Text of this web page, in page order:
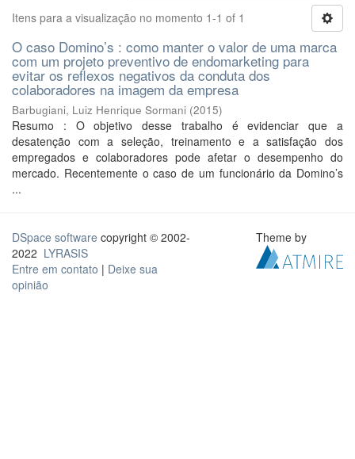
Itens para a visualização no momento 1-1 of 1
O caso Domino’s : como manter o valor de uma marca
com um projeto preventivo de endomarketing para
evitar os reflexos negativos da conduta dos
colaboradores na imagem da empresa
Barbugiani, Luiz Henrique Sormani (2015)
Resumo : O objetivo desse trabalho é evidenciar que a
desatenção com a seleção, treinamento e a satisfação dos
empregados e colaboradores pode afetar o desempenho do
mercado. Recentemente o caso de um funcionário da Domino’s
...
DSpace software copyright © 2002-
2022 LYRASIS
Entre em contato | Deixe sua
opinião
Theme by